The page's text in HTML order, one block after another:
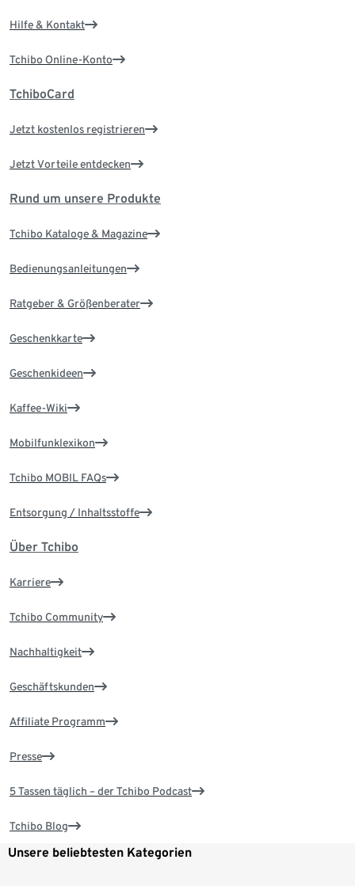
Hilfe & Kontakt
Tchibo Online-Konto
TchiboCard
Jetzt kostenlos registrieren
Jetzt Vorteile entdecken
Rund um unsere Produkte
Tchibo Kataloge & Magazine
Bedienungsanleitungen
Ratgeber & Größenberater
Geschenkkarte
Geschenkideen
Kaffee-Wiki
Mobilfunklexikon
Tchibo MOBIL FAQs
Entsorgung / Inhaltsstoffe
Über Tchibo
Karriere
Tchibo Community
Nachhaltigkeit
Geschäftskunden
Affiliate Programm
Presse
5 Tassen täglich – der Tchibo Podcast
Tchibo Blog
Unsere beliebtesten Kategorien